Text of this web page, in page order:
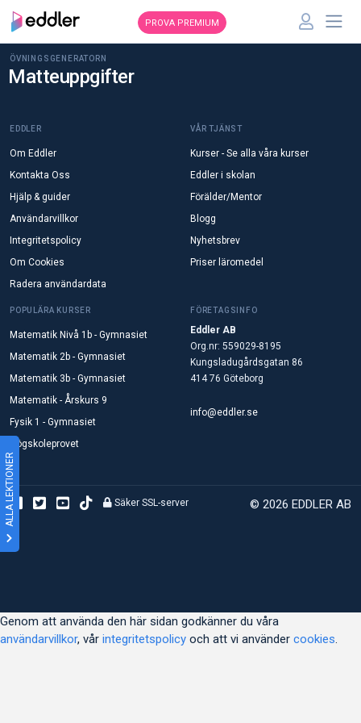
ALLA LEKTIONER
PROVA PREMIUM
ÖVNINGSGENERATORN
Matteuppgifter
EDDLER
Om Eddler
Kontakta Oss
Hjälp & guider
Användarvillkor
Integritetspolicy
Om Cookies
Radera användardata
VÅR TJÄNST
Kurser - Se alla våra kurser
Eddler i skolan
Förälder/Mentor
Blogg
Nyhetsbrev
Priser läromedel
POPULÄRA KURSER
Matematik Nivå 1b - Gymnasiet
Matematik 2b - Gymnasiet
Matematik 3b - Gymnasiet
Matematik - Årskurs 9
Fysik 1 - Gymnasiet
Högskoleprovet
FÖRETAGSINFO
Eddler AB
Org.nr: 559029-8195
Kungsladugårdsgatan 86
414 76 Göteborg
info@eddler.se
© 2026 EDDLER AB
Säker SSL-server
Genom att använda den här sidan godkänner du våra
användarvillkor, vår integritetspolicy och att vi använder cookies.